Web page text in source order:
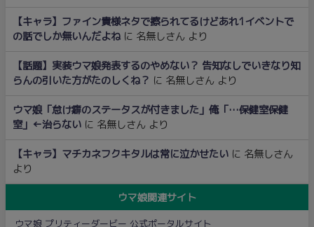
【キャラ】ファイン貴様ネタで擦られてるけどあれ1イベントで
の話でしか無いんだよね に 名無しさん より
【話題】実装ウマ娘発表するのやめない？ 告知なしでいきなり知
らんの引いた方がたのしくね？ に 名無しさん より
ウマ娘「怠け癖のステータスが付きました」俺「…保健室保健
室」←治らない に 名無しさん より
【キャラ】マチカネフクキタルは常に泣かせたい に 名無しさん
より
ウマ娘関連サイト
ウマ娘 プリティーダービー 公式ポータルサイト